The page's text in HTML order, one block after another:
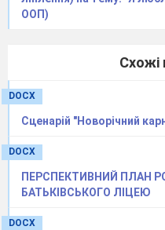
ООП)
Схожі
DOCX
Сценарій "Новорічний
DOCX
ПЕРСПЕКТИВНИЙ ПЛАН
БАТЬКІВСЬКОГО ЛІЦЕЮ
DOCX